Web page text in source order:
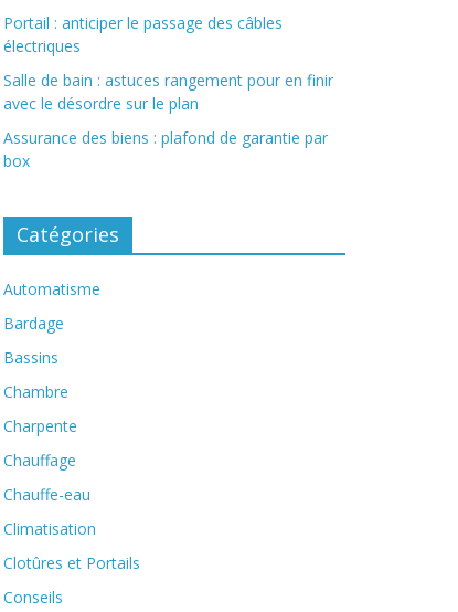
Portail : anticiper le passage des câbles
électriques
Salle de bain : astuces rangement pour en finir
avec le désordre sur le plan
Assurance des biens : plafond de garantie par
box
Catégories
Automatisme
Bardage
Bassins
Chambre
Charpente
Chauffage
Chauffe-eau
Climatisation
Clotûres et Portails
Conseils